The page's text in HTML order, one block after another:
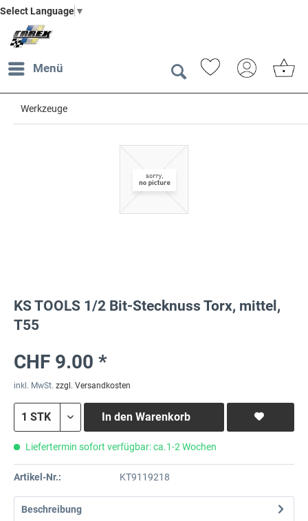
Select Language ▼
Menü
Werkzeuge
KS TOOLS 1/2 Bit-Stecknuss Torx, mittel,
T55
CHF 9.00 *
inkl. MwSt. zzgl. Versandkosten
In den Warenkorb
Liefertermin sofort verfügbar: ca.1-2 Wochen
Artikel-Nr.: KT9119218
Beschreibung